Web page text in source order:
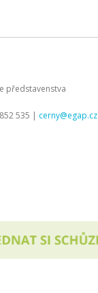
představenstva
535 | cerny@egap.cz